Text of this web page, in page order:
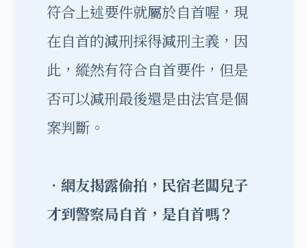
符合上述要件就屬於自首喔，現
在自首的減刑採得減刑主義，因
此，縱然有符合自首要件，但是
否可以減刑最後還是由法官是個
案判斷。
‧網友揭露偷拍，民宿老闆兒子
才到警察局自首，是自首嗎？